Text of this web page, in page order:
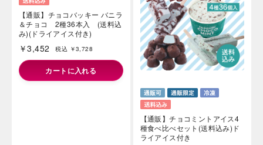
【通販】チョコミントアイス4
種食べ比べセット(送料込み)ド
ライアイス付き